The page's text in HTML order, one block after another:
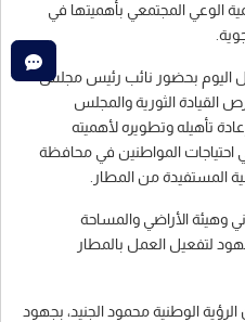
الوعي المجتمعي بأهميتها في
اليوم بحضور نائب رئيس مجلس
القيادة الثورية والمجلس
تأهيله وتطويره لأهميته
احتياجات المواطنين في محافظة
المستفيدة من المطار.
وهيئة الأراضي والمساحة
لتفعيل العمل بالمطار
الوطنية محمود الجنيد، بجهود